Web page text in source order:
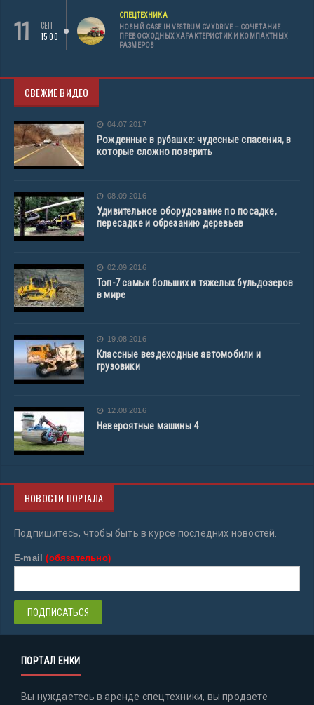
11
СЕН
15:00
СПЕЦТЕХНИКА
НОВЫЙ CASE IH VESTRUM CVXDRIVE – СОЧЕТАНИЕ
ПРЕВОСХОДНЫХ ХАРАКТЕРИСТИК И КОМПАКТНЫХ
РАЗМЕРОВ
СВЕЖИЕ ВИДЕО
04.07.2017
Рожденные в рубашке: чудесные спасения, в
которые сложно поверить
08.09.2016
Удивительное оборудование по посадке,
пересадке и обрезанию деревьев
02.09.2016
Топ-7 самых больших и тяжелых бульдозеров
в мире
19.08.2016
Классные вездеходные автомобили и
грузовики
12.08.2016
Невероятные машины 4
НОВОСТИ ПОРТАЛА
Подпишитесь, чтобы быть в курсе последних новостей.
E-mail(обязательно)
ПОРТАЛ ЕНКИ
Вы нуждаетесь в аренде спецтехники, вы продаете